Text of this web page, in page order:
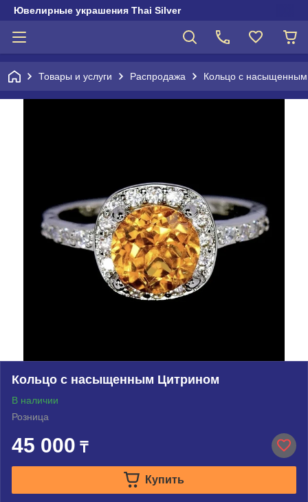
Ювелирные украшения Thai Silver
Товары и услуги Распродажа Кольцо с
Кольцо с насыщенным Цитрином
В наличии
Розница
45 000 ₸
Купить